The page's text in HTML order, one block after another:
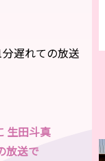
遅れての放送
生田斗真
放送で